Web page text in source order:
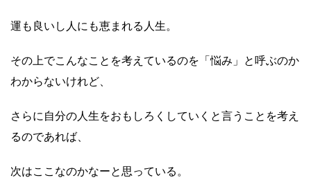
運も良いし人にも恵まれる人生。
その上でこんなことを考えているのを「悩み」と呼ぶのか
わからないけれど、
さらに自分の人生をおもしろくしていくと言うことを考え
るのであれば、
次はここなのかなーと思っている。